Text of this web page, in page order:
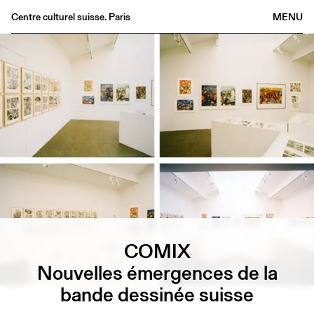
MENU
Centre culturel suisse. Paris
Bookshop
Buvette
Archives
Publications
About
COMIX
Nouvelles émergences de la
bande dessinée suisse